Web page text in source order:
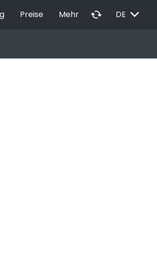
Preise Mehr autorenew DE EXPAND_MORE